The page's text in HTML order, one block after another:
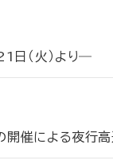
（火）より―
開催による夜行